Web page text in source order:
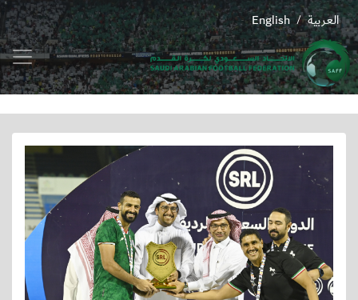
English / العربية